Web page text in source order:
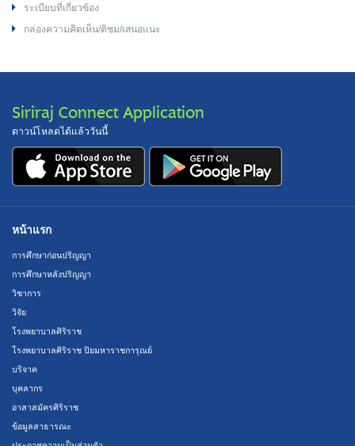
ระเบียบที่เกี่ยวข้อง
กล่องความคิดเห็น/ติชม/เสนอแนะ
Siriraj Connect Application
ดาวน์โหลดได้แล้ววันนี้
หน้าแรก
การศึกษาก่อนปริญญา
การศึกษาหลังปริญญา
วิชาการ
วิจัย
โรงพยาบาลศิริราช
โรงพยาบาลศิริราช ปิยมหาราชการุณย์
บริจาค
บุคลากร
อาสาสมัครศิริราช
ข้อมูลสาธารณะ